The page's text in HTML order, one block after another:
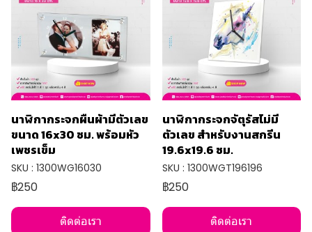
นาฬิกากระจกผืนผ้ามีตัวเลข
ขนาด 16x30 ซม. พร้อมหัว
เพชรเข็ม
SKU : 1300WG16030
฿250
ติดต่อเรา
นาฬิกากระจกจัตุรัสไม่มี
ตัวเลข สำหรับงานสกรีน
19.6x19.6 ซม.
SKU : 1300WGT196196
฿250
ติดต่อเรา